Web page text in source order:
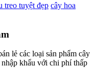
treo tuyệt đẹp cây hoa
lẻ các loại sản phẩm cây
khẩu với chi phí thấp